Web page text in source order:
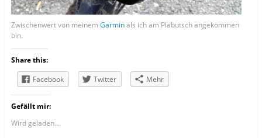
Zwischenwert von meinem Garminals ich am Plabutsch angekommen
bin.
Share this:
Facebook
Twitter Mehr
Gefällt mir:
Wird geladen...